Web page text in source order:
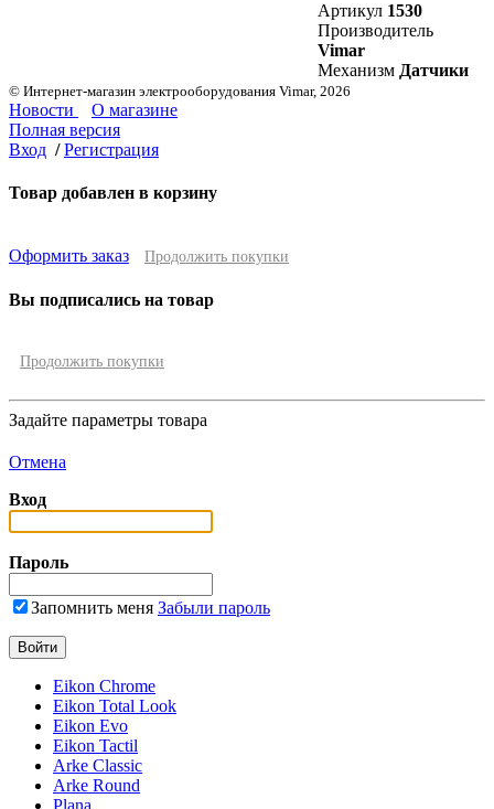
Артикул 1530
Производитель
Vimar
Механизм Датчики
© Интернет-магазин электрооборудования Vimar, 2026
Новости
О магазине
Полная версия
Вход / Регистрация
Товар добавлен в корзину
Оформить заказ Продолжить покупки
Вы подписались на товар
Продолжить покупки
Задайте параметры товара
Отмена
Вход
Пароль
Запомнить меня Забыли пароль
Eikon Chrome
Eikon Total Look
Eikon Evo
Eikon Tactil
Arke Classic
Arke Round
Plana